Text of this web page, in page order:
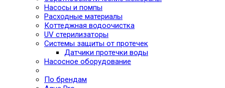
Насосы и помпы
Расходные материалы
Коттеджная водоочистка
UV стерилизаторы
Системы защиты от протечек
Датчики протечки воды
Насосное оборудование
По брендам